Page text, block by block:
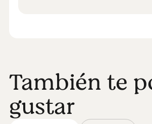
También te
gustar